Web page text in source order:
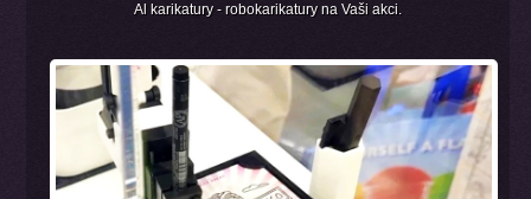
Al karikatury - robokarikatury na Vaši akci.